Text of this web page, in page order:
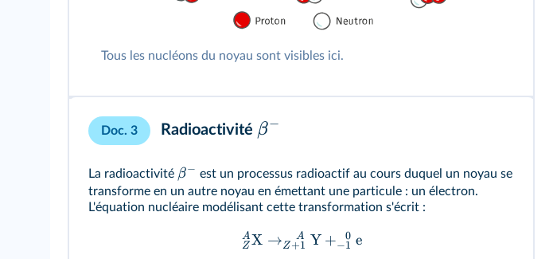
Tous les nucléons du noyau sont visibles ici.
Doc. 3 Radioactivité β−
La radioactivité β− est un processus radioactif au cours duquel un noyau se
transforme en un autre noyau en émettant une particule : un électron.
L'équation nucléaire modélisant cette transformation s'écrit :
Z
AX →Z +1
A Y +−1
0 e